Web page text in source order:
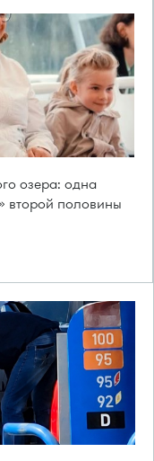
озера: одна
второй половины